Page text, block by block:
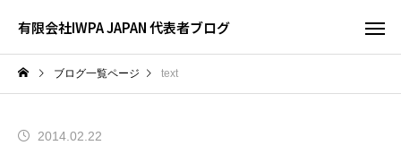
有限会社IWPA JAPAN 代表者ブログ
ブログ一覧ページ text
2014.02.22